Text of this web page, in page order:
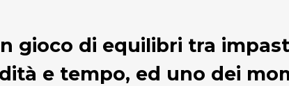
gioco di equilibri tra
e tempo, ed uno dei